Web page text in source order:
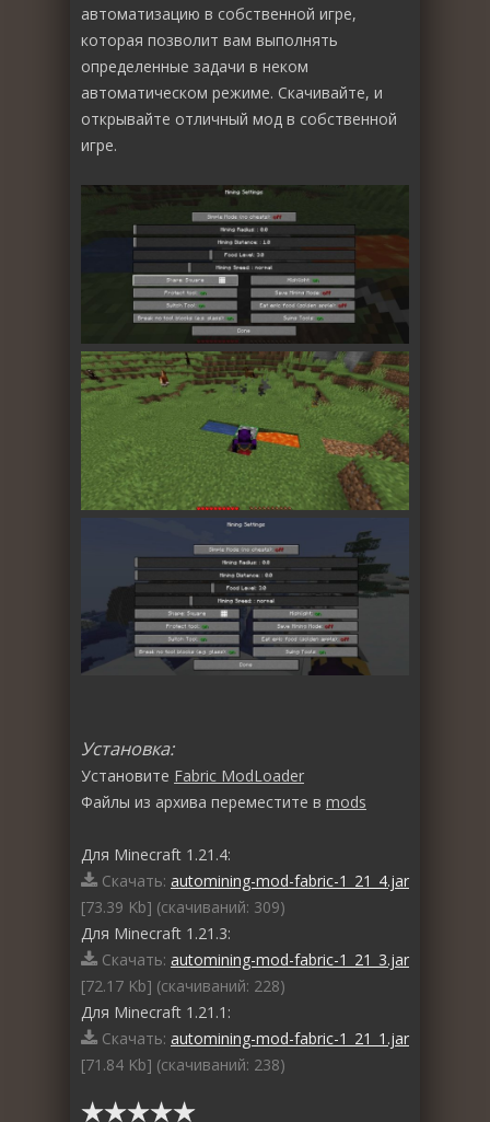
автоматизацию в собственной игре,
которая позволит вам выполнять
определенные задачи в неком
автоматическом режиме. Скачивайте, и
открывайте отличный мод в собственной
игре.
Установка:
Установите Fabric ModLoader
Файлы из архива переместите в mods
Для Minecraft 1.21.4:
Скачать: automining-mod-fabric-1_21_4.jar
[73.39 Kb] (cкачиваний: 309)
Для Minecraft 1.21.3:
Скачать: automining-mod-fabric-1_21_3.jar
[72.17 Kb] (cкачиваний: 228)
Для Minecraft 1.21.1:
Скачать: automining-mod-fabric-1_21_1.jar
[71.84 Kb] (cкачиваний: 238)